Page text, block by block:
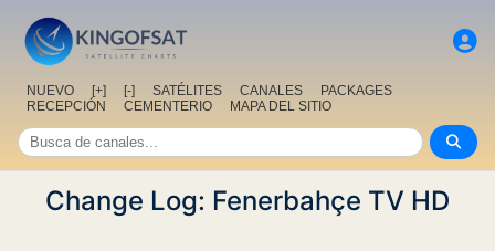
NUEVO [+] [-] SATÉLITES CANALES
PACKAGES
RECEPCIÓN
CEMENTERIO MAPA DEL SITIO
Change Log: Fenerbahçe TV HD